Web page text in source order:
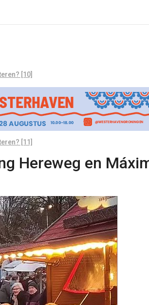
[10]
[11]
Hereweg en